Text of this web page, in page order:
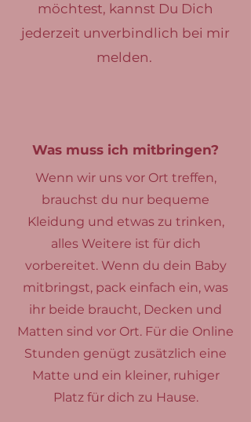
möchtest, kannst Du Dich
jederzeit unverbindlich bei mir
melden.
Was muss ich mitbringen?
Wenn wir uns vor Ort treffen,
brauchst du nur bequeme
Kleidung und etwas zu trinken,
alles Weitere ist für dich
vorbereitet. Wenn du dein Baby
mitbringst, pack einfach ein, was
ihr beide braucht, Decken und
Matten sind vor Ort. Für die Online
Stunden genügt zusätzlich eine
Matte und ein kleiner, ruhiger
Platz für dich zu Hause.